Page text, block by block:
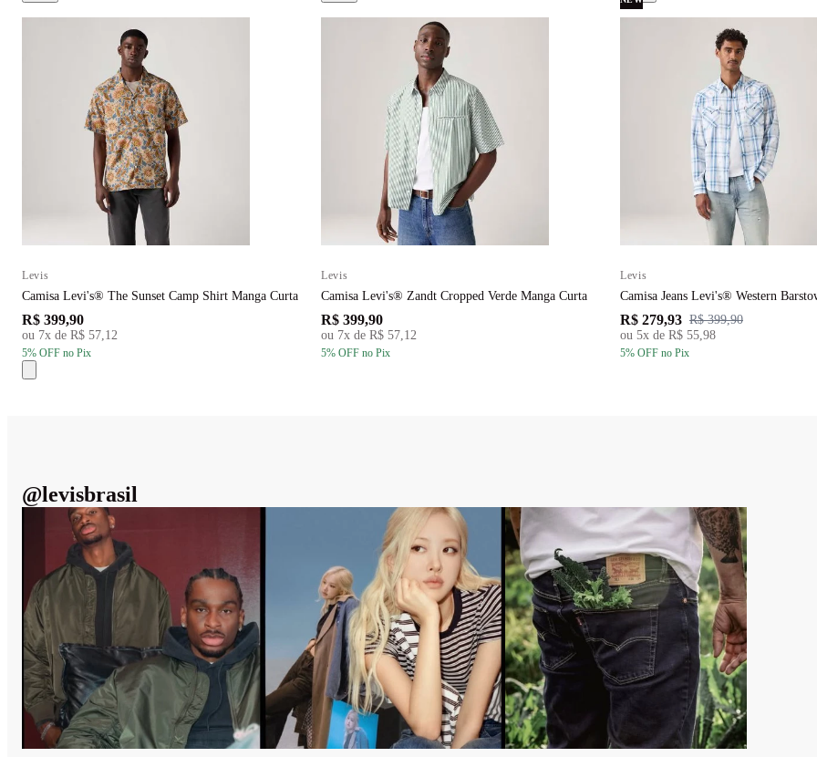
Levis
Camisa Levi's® The Sunset Camp Shirt Manga Curta
R$ 399,90
ou 7x de R$ 57,12
5% OFF no Pix
Levis
Camisa Levi's® Zandt Cropped Verde Manga Curta
R$ 399,90
ou 7x de R$ 57,12
5% OFF no Pix
Levis
Camisa Jeans Levi's® Western
R$ 279,93 R$ 399,90
ou 5x de R$ 55,98
5% OFF no Pix
@levisbrasil